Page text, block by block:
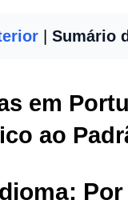
Sumário
em
ao